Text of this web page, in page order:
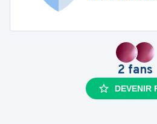
2 fans
DEVENIR